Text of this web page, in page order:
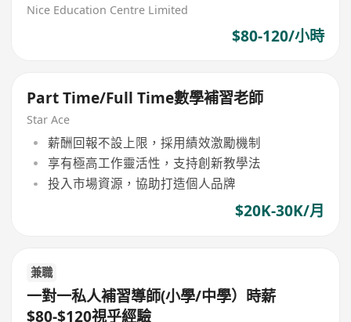
Nice Education Centre Limited
$80-120/小時
Part Time/Full Time數學補習老師
Star Ace
薪酬回報不設上限，採用績效激勵機制
享有極高工作靈活性，支持創新教學法
投入市場資源，協助打造個人品牌
$20K-30K/月
兼職
一對一私人補習導師(小學/中學）時薪
$80-$120視乎經驗